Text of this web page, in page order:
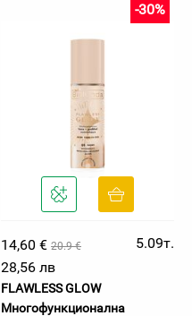
14,60 € 20.9 €
-30%
5.09т.
28,56 лв
FLAWLESS GLOW
Многофункционална